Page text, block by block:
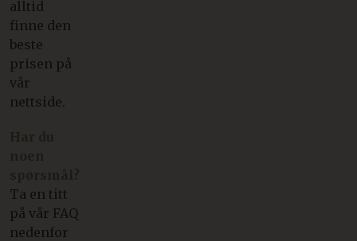
alltid
finne den
beste
prisen på
vår
nettside.
Har du
noen
spørsmål?
Ta en titt
på vår FAQ
nedenfor